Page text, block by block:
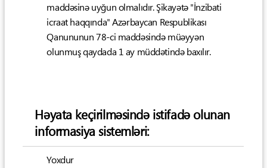
maddəsinə uyğun olmalıdır. Şikayətə "İnzibati
icraat haqqında" Azərbaycan Respublikası
Qanununun 78-ci maddəsində müəyyən
olunmuş qaydada 1 ay müddətində baxılır.
Həyata keçirilməsində istifadə olunan
informasiya sistemləri:
Yoxdur